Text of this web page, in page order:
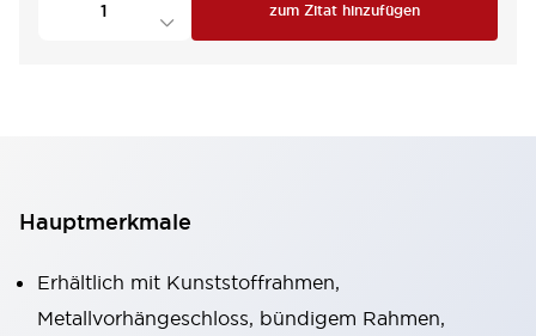
zum Zitat hinzufügen
Hauptmerkmale
Erhältlich mit Kunststoffrahmen,
Metallvorhängeschloss, bündigem Rahmen,